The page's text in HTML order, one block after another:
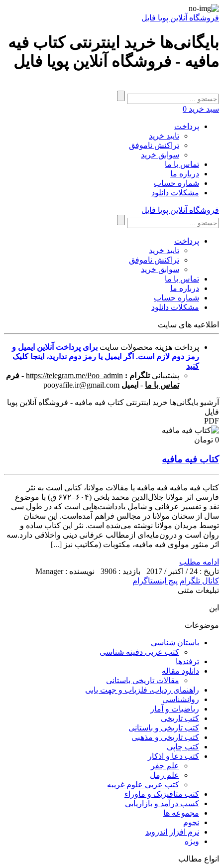
فروشگاه آنلاین پویا فایل
بایگانی‌ها خرید اینترنتی کتاب فیه
مافیه - فروشگاه آنلاین پویا فایل
سبد خرید 0
پرداخت
تایید خرید
تراکنش ناموفق
سوابق خرید
تماس با ما
درباره ما
شماره حساب
مشکلات دانلود
فروشگاه آنلاین پویا فایل
پرداخت
تایید خرید
تراکنش ناموفق
سوابق خرید
تماس با ما
درباره ما
شماره حساب
مشکلات دانلود
اطلاعیه های سایت
پرداخت هزینه محصولات سایت برای پرداخت آنلاین ایمیل و
رمز دوم لازم است. اگر ایمیل یا رمز دوم ندارید، اینجا کلیک
کنید
پشتیبانی تلگرام : https://telegram.me/Poo_admin
- فرم
تماس با ما - ایمیل pooyafile.ir@gmail.com
آرشیو بایگانی‌ها خرید اینترنتی کتاب فیه مافیه - فروشگاه آنلاین پویا
فایل
PDF
0 تومان
کتاب فیه مافیه
کتاب فیه مافیه فیه مافیه یا مقالات مولانا، کتابی است به نثر
فارسی اثر مولانا جلال‌الدین محمد بلخی (۶۰۴–۶۷۲ ق) با موضوع
نقد و تفسیر عرفانی و شامل یادداشت‌هایی است که در طول سی
سال از سخنان مولانا در مجالس فراهم آمده‌است. این سخنان
توسط مریدان مولانا نوشته می‌شده است. نثر این کتاب ساده و
روان است و درون‌مایه‌ای ازمطالب عرفانی دینی واخلاقی دارد.سه
اثر منثور مولوی فیه مافیه، مکتوبات (مکاتیب نیز [...]
ادامه مطلب
تاریخ : 24 / اکتبر / 2017
بازدید : 3906
نویسنده : Manager
کانال تلگرام پیج اینستاگرام
تبلیغات متنی
این
موضوعات
باستان شناسی
کتب عربی دفینه شناسی
ترفندها
دانلود مقاله
مقالات تاریخی باستانی
راهنمای ردیاب، فلزیاب و جهت یابی
روانشناسی
ریاضیات و آمار
کتب تاریخی
کتب تاریخی و باستانی
کتب تاریخی و مذهبی
کتب چاپی
کتب دعا و اذکار
علم جفر
علم رمل
کتب عربی علوم غریبه
کتب متافیزیک و ماوراء
کسب درآمد و بازاریابی
مجموعه ها
نجوم
نرم افزار اندروید
ویژه
انواع مطالب